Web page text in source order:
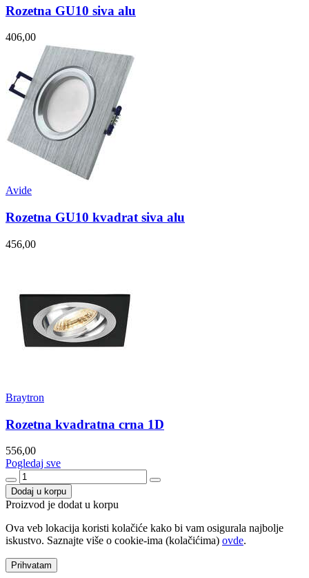
Rozetna GU10 siva alu
406,00
Avide
Rozetna GU10 kvadrat siva alu
456,00
Braytron
Rozetna kvadratna crna 1D
556,00
Pogledaj sve
Dodaj u korpu
Proizvod je dodat u korpu
Ova veb lokacija koristi kolačiće kako bi vam osigurala najbolje
iskustvo. Saznajte više o cookie-ima (kolačićima) ovde.
Prihvatam